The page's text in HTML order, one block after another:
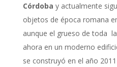
Córdoba y actualmente
objetos de época romana
aunque el grueso de toda
ahora en un moderno
se construyó en el año